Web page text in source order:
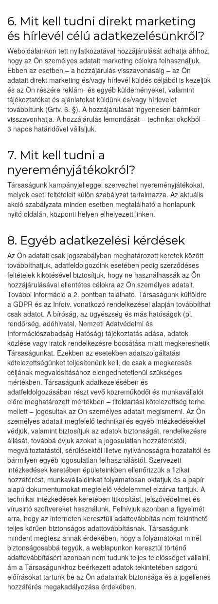
6. Mit kell tudni direkt marketing
és hírlevél célú adatkezelésünkről?
Weboldalainkon tett nyilatkozatával hozzájárulását adhatja ahhoz,
hogy az Ön személyes adatait marketing célokra felhasználjuk.
Ebben az esetben – a hozzájárulás visszavonásáig – az Ön
adatait direkt marketing és/vagy hírlevél küldés céljából is kezeljük
és az Ön részére reklám- és egyéb küldeményeket, valamint
tájékoztatókat és ajánlatokat küldünk és/vagy hírlevelet
továbbítunk (Grtv. 6. §). A hozzájárulását ingyenesen bármikor
visszavonhatja. A hozzájárulás lemondását – technikai okokból –
3 napos határidővel vállaljuk.
7. Mit kell tudni a
nyereményjátékokról?
Társaságunk kampányjelleggel szervezhet nyereményjátékokat,
melyek eseti feltételeit külön szabályzat tartalmazza. Az aktuális
akció szabályzata minden esetben megtalálható a honlapunk
nyitó oldalán, központi helyen elhelyezett linken.
8. Egyéb adatkezelési kérdések
Az Ön adatait csak jogszabályban meghatározott keretek között
továbbíthatjuk, adatfeldolgozóink esetében pedig szerződéses
feltételek kikötésével biztosítjuk, hogy ne használhassák az Ön
hozzájárulásával ellentétes célokra az Ön személyes adatait.
További információ a 2. pontban található. Társaságunk külföldre
a GDPR és az Infotv. vonatkozó rendelkezései alapján továbbíthat
csak adatot. A bíróság, az ügyészség és más hatóságok (pl.
rendőrség, adóhivatal, Nemzeti Adatvédelmi és
Információszabadság Hatóság) tájékoztatás adása, adatok
közlése vagy iratok rendelkezésre bocsátása miatt megkereshetik
Társaságunkat. Ezekben az esetekben adatszolgáltatási
kötelezettségünket teljesítenünk kell, de csak a megkeresés
céljának megvalósításához elengedhetetlenül szükséges
mértékben. Társaságunk adatkezelésében és
adatfeldolgozásában részt vevő közreműködői és munkavállalói
előre meghatározott mértékben – titoktartási kötelezettség terhe
mellett – jogosultak az Ön személyes adatait megismerni. Az Ön
személyes adatait megfelelő technikai és egyéb intézkedésekkel
védjük, valamint biztosítjuk az adatok biztonságát, rendelkezésre
állását, továbbá óvjuk azokat a jogosulatlan hozzáféréstől,
megváltoztatástól, sérülésektől illetve nyilvánosságra hozataltól és
bármilyen egyéb jogosulatlan felhasználástól. Szervezeti
intézkedések keretében épületeinkben ellenőrizzük a fizikai
hozzáférést, munkavállalóinkat folyamatosan oktatjuk és a papír
alapú dokumentumokat megfelelő védelemmel elzárva tartjuk. A
technikai intézkedések keretében titkosítást, jelszóvédelmet és
vírusirtó szoftvereket használunk. Felhívjuk azonban a figyelmét
arra, hogy az interneten keresztüli adattovábbítás nem tekinthető
teljes körűen biztonságos adattovábbításnak. Társaságunk
mindent megtesz annak érdekében, hogy a folyamatokat minél
biztonságosabbá tegyük, a weblapunkon keresztül történő
adattovábbításért azonban nem tudunk teljes felelősséget vállalni,
ám a Társaságunkhoz beérkezett adatok tekintetében szigorú
előírásokat tartunk be az Ön adatainak biztonsága és a jogellenes
hozzáférés megakadályozása érdekében.